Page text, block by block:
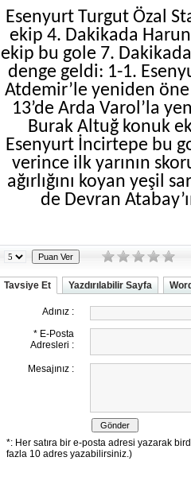
Esenyurt Turgut Özal
ekip 4. Dakikada
ekip bu gole 7.
denge geldi: 1-1.
Atdemir’le yeniden
13’de Arda Varol’la
Burak Altuğ konuk
Esenyurt İncirtepe bu
verince ilk yarının
ağırlığını koyan yeşil
de Devran
Tavsiye Et Yazdırılabilir Sayfa